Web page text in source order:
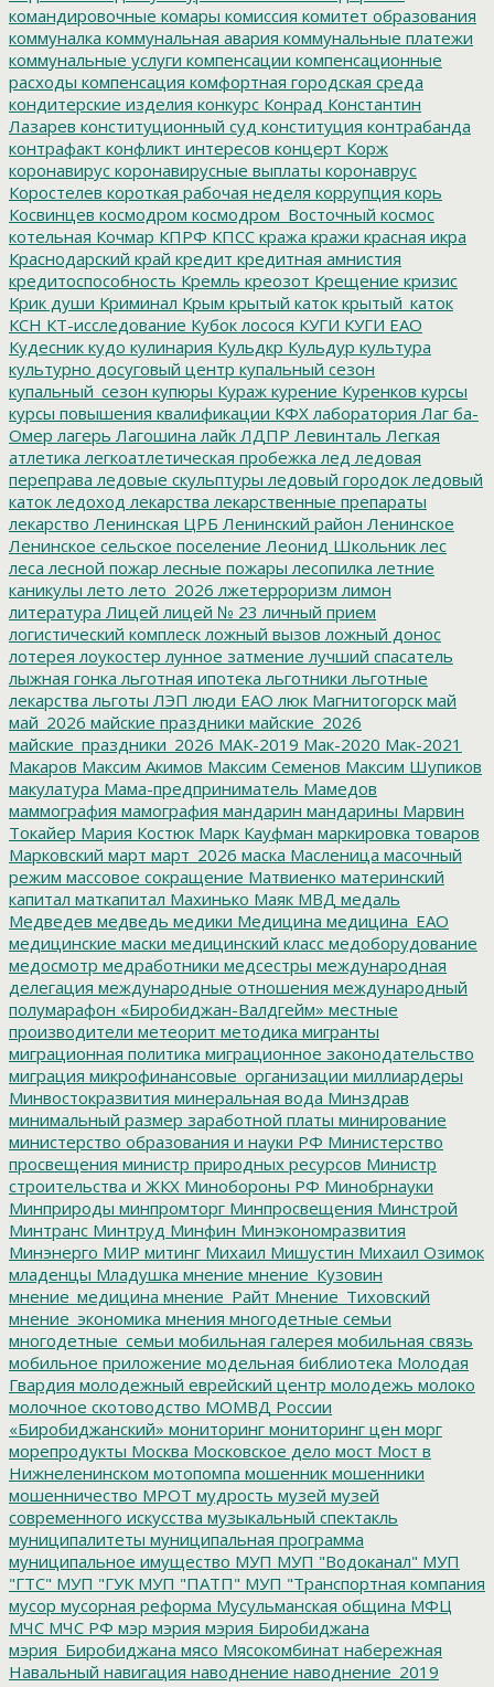
командировочные комары комиссия комитет образования
коммуналка коммунальная авария коммунальные платежи
коммунальные услуги компенсации компенсационные
расходы компенсация комфортная городская среда
кондитерские изделия конкурс Конрад Константин
Лазарев конституционный суд конституция контрабанда
контрафакт конфликт интересов концерт Корж
коронавирус коронавирусные выплаты коронаврус
Коростелев короткая рабочая неделя коррупция корь
Косвинцев космодром космодром_Восточный космос
котельная Кочмар КПРФ КПСС кража кражи красная икра
Краснодарский край кредит кредитная амнистия
кредитоспособность Кремль креозот Крещение кризис
Крик души Криминал Крым крытый каток крытый_каток
КСН КТ-исследование Кубок лосося КУГИ КУГИ ЕАО
Кудесник кудо кулинария Кульдкр Кульдур культура
культурно досуговый центр купальный сезон
купальный_сезон купюры Кураж курение Куренков курсы
курсы повышения квалификации КФХ лаборатория Лаг ба-
Омер лагерь Лагошина лайк ЛДПР Левинталь Легкая
атлетика легкоатлетическая пробежка лед ледовая
переправа ледовые скульптуры ледовый городок ледовый
каток ледоход лекарства лекарственные препараты
лекарство Ленинская ЦРБ Ленинский район Ленинское
Ленинское сельское поселение Леонид Школьник лес
леса лесной пожар лесные пожары лесопилка летние
каникулы лето лето_2026 лжетерроризм лимон
литература Лицей лицей № 23 личный прием
логистический комплеск ложный вызов ложный донос
лотерея лоукостер лунное затмение лучший спасатель
лыжная гонка льготная ипотека льготники льготные
лекарства льготы ЛЭП люди ЕАО люк Магнитогорск май
май_2026 майские праздники майские_2026
майские_праздники_2026 МАК-2019 Мак-2020 Мак-2021
Макаров Максим Акимов Максим Семенов Максим Шупиков
макулатура Мама-предприниматель Мамедов
маммография мамография мандарин мандарины Марвин
Токайер Мария Костюк Марк Кауфман маркировка товаров
Марковский март март_2026 маска Масленица масочный
режим массовое сокращение Матвиенко материнский
капитал маткапитал Махинько Маяк МВД медаль
Медведев медведь медики Медицина медицина_ЕАО
медицинские маски медицинский класс медоборудование
медосмотр медработники медсестры международная
делегация международные отношения международный
полумарафон «Биробиджан-Валдгейм» местные
производители метеорит методика мигранты
миграционная политика миграционное законодательство
миграция микрофинансовые_организации миллиардеры
Минвостокразвития минеральная вода Минздрав
минимальный размер заработной платы минирование
министерство образования и науки РФ Министерство
просвещения министр природных ресурсов Министр
строительства и ЖКХ Минобороны РФ Минобрнауки
Минприроды минпромторг Минпросвещения Минстрой
Минтранс Минтруд Минфин Минэкономразвития
Минэнерго МИР митинг Михаил Мишустин Михаил Озимок
младенцы Младушка мнение мнение_Кузовин
мнение_медицина мнение_Райт Мнение_Тиховский
мнение_экономика мнения многодетные семьи
многодетные_семьи мобильная галерея мобильная связь
мобильное приложение модельная библиотека Молодая
Гвардия молодежный еврейский центр молодежь молоко
молочное скотоводство МОМВД России
«Биробиджанский» мониторинг мониторинг цен морг
морепродукты Москва Московское дело мост Мост в
Нижнеленинском мотопомпа мошенник мошенники
мошенничество МРОТ мудрость музей музей
современного искусства музыкальный спектакль
муниципалитеты муниципальная программа
муниципальное имущество МУП МУП "Водоканал" МУП
"ГТС" МУП "ГУК МУП "ПАТП" МУП "Транспортная компания
мусор мусорная реформа Мусульманская община МФЦ
МЧС МЧС РФ мэр мэрия мэрия Биробиджана
мэрия_Биробиджана мясо Мясокомбинат набережная
Навальный навигация наводнение наводнение_2019